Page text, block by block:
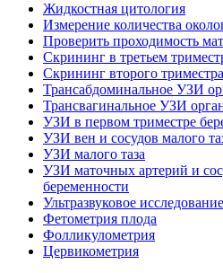
Жидкостная цитология
Измерение количества
Проверить проходимость
Скрининг в третьем
Скрининг второго
Трансабдоминальное УЗИ
Трансвагинальное УЗИ
УЗИ в первом триместре
УЗИ вен и сосудов малого
УЗИ малого таза
УЗИ маточных артерий и
беременности
Ультразвуковое
Фетометрия плода
Фолликулометрия
Цервикометрия